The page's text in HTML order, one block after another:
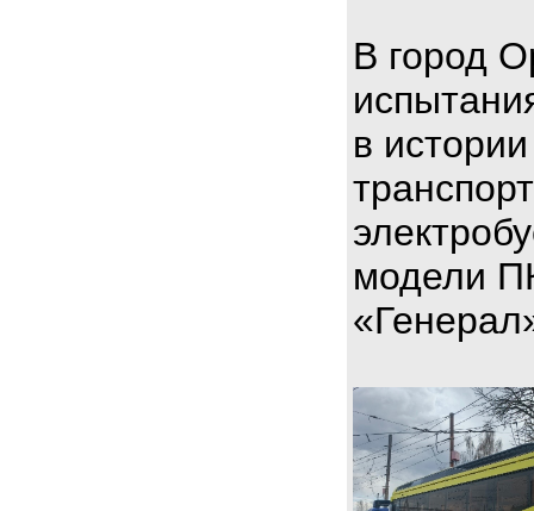
В город
в
модели